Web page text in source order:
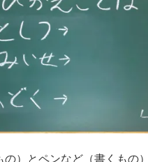
の）とペンなど（書くもの